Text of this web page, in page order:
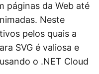
páginas da Web até
Neste
pelos quais a
SVG é valiosa e
o .NET Cloud